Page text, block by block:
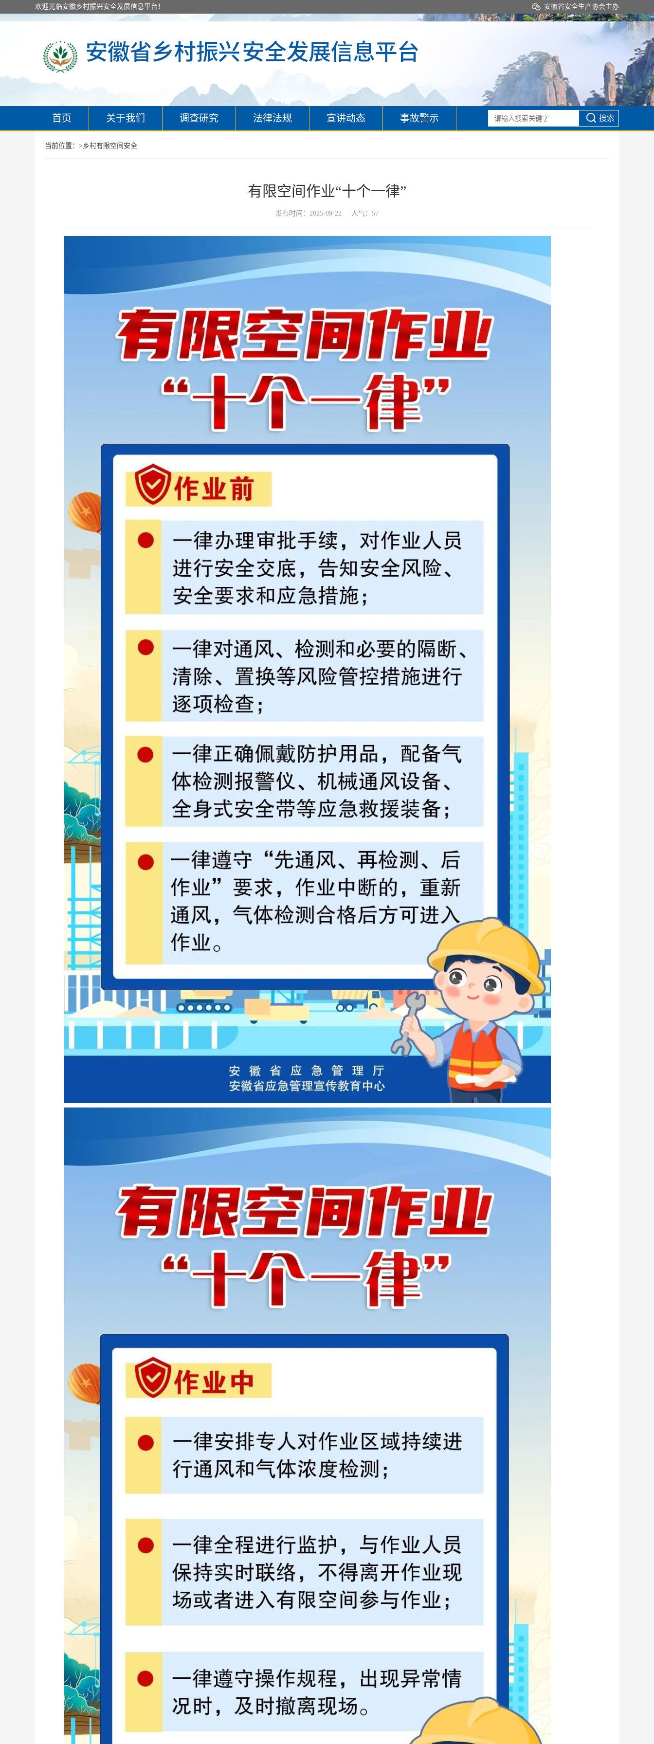
安徽省安全生产协会主办
欢迎光临安徽乡村振兴安全发展信息平台！
搜索
首页 关于我们 调查研究 法律法规 宣讲动态 事故警示
当前位置：> 乡村有限空间安全
有限空间作业“十个一律”
发布时间：2025-09-22 人气：57